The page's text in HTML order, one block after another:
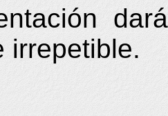
irrepetible.